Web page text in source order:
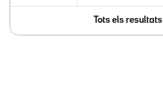
Tots els resultats